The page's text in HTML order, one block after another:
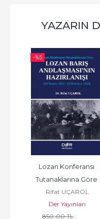
YAZARIN
-%5
Lozan Konferansı
Tutanaklarına Göre
LOZAN BARIŞ
ANDLAŞMASI’NIN...
Rifat UÇAROL
Der Yayınları
850,00TL